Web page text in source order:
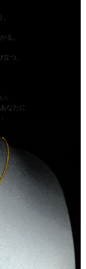
る。
つ。
。
なたに